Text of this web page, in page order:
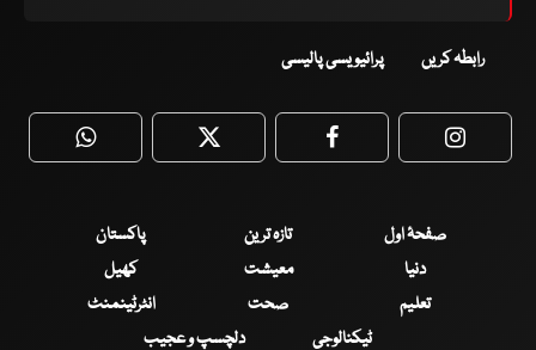
رابطہ کریں پرائیویسی پالیسی
WhatsApp Twitter Facebook
صفحۂ اول تازہ ترین
پاکستان
دنیا
معیشت
کھیل
تعلیم
صحت
انٹرٹینمنٹ
ٹیکنالوجی
دلچسپ و عجیب